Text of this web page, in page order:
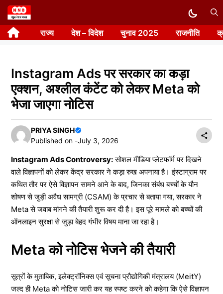
Skip
to
content राज्य देश – विदेश चुनाव 2025 राजनीति
Instagram Ads पर सरकार का कड़ा
एक्शन, अश्लील कंटेंट को लेकर Meta को
भेजा जाएगा नोटिस
PRIYA SINGH
Published on -July 3, 2026
Instagram Ads Controversy:सोशल मीडिया प्लेटफॉर्म पर दिखने
वाले विज्ञापनों को लेकर केंद्र सरकार ने कड़ा रुख अपनाया है। इंस्टाग्राम पर
कथित तौर पर ऐसे विज्ञापन सामने आने के बाद, जिनका संबंध बच्चों के यौन
शोषण से जुड़ी अवैध सामग्री (CSAM) के प्रचार से बताया गया, सरकार ने
Meta से जवाब मांगने की तैयारी शुरू कर दी है। इस पूरे मामले को बच्चों की
ऑनलाइन सुरक्षा से जुड़ा बेहद गंभीर विषय माना जा रहा है।
Meta को नोटिस भेजने की तैयारी
सूत्रों के मुताबिक, इलेक्ट्रॉनिक्स एवं सूचना प्रौद्योगिकी मंत्रालय (MeitY)
जल्द ही Meta को नोटिस जारी कर यह स्पष्ट करने को कहेगा कि ऐसे विज्ञापन